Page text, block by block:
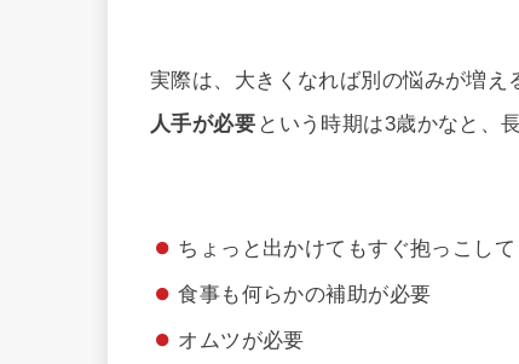
実際は、大きくなれば別の悩みが増え
人手が必要 という時期は3歳かなと、
ちょっと出かけてもすぐ抱っこして
食事も何らかの補助が必要
オムツが必要